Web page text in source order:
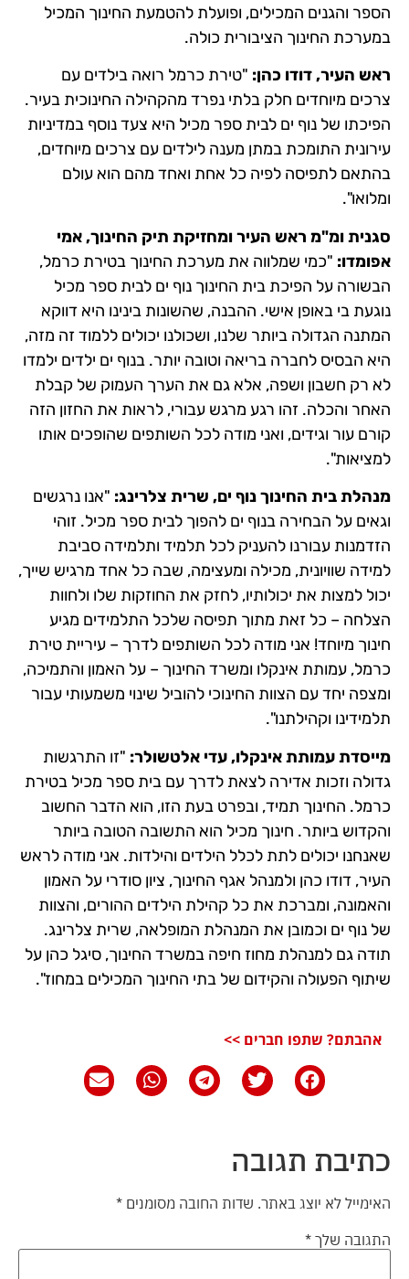
הספר והגנים המכילים, ופועלת להטמעת החינוך המכיל
במערכת החינוך הציבורית כולה.
ראש העיר, דודו כהן: "טירת כרמל רואה בילדים עם
צרכים מיוחדים חלק בלתי נפרד מהקהילה החינוכית בעיר.
הפיכתו של נוף ים לבית ספר מכיל היא צעד נוסף במדיניות
עירונית התומכת במתן מענה לילדים עם צרכים מיוחדים,
בהתאם לתפיסה לפיה כל אחת ואחד מהם הוא עולם
ומלואו".
סגנית ומ"מ ראש העיר ומחזיקת תיק החינוך, אמי
אפומדו: "כמי שמלווה את מערכת החינוך בטירת כרמל,
הבשורה על הפיכת בית החינוך נוף ים לבית ספר מכיל
נוגעת בי באופן אישי. ההבנה, שהשונות בינינו היא דווקא
המתנה הגדולה ביותר שלנו, ושכולנו יכולים ללמוד זה מזה,
היא הבסיס לחברה בריאה וטובה יותר. בנוף ים ילדים ילמדו
לא רק חשבון ושפה, אלא גם את הערך העמוק של קבלת
האחר והכלה. זהו רגע מרגש עבורי, לראות את החזון הזה
קורם עור וגידים, ואני מודה לכל השותפים שהופכים אותו
למציאות".
מנהלת בית החינוך נוף ים, שרית צלרינג: "אנו נרגשים
וגאים על הבחירה בנוף ים להפוך לבית ספר מכיל. זוהי
הזדמנות עבורנו להעניק לכל תלמיד ותלמידה סביבת
למידה שוויונית, מכילה ומעצימה, שבה כל אחד מרגיש שייך,
יכול למצות את יכולותיו, לחזק את החוזקות שלו ולחוות
הצלחה – כל זאת מתוך תפיסה שלכל התלמידים מגיע
חינוך מיוחד! אני מודה לכל השותפים לדרך – עיריית טירת
כרמל, עמותת אינקלו ומשרד החינוך – על האמון והתמיכה,
ומצפה יחד עם הצוות החינוכי להוביל שינוי משמעותי עבור
תלמידינו וקהילתנו".
מייסדת עמותת אינקלו, עדי אלטשולר: "זו התרגשות
גדולה וזכות אדירה לצאת לדרך עם בית ספר מכיל בטירת
כרמל. החינוך תמיד, ובפרט בעת הזו, הוא הדבר החשוב
והקדוש ביותר. חינוך מכיל הוא התשובה הטובה ביותר
שאנחנו יכולים לתת לכלל הילדים והילדות. אני מודה לראש
העיר, דודו כהן ולמנהל אגף החינוך, ציון סודרי על האמון
והאמונה, ומברכת את כל קהילת הילדים ההורים, והצוות
של נוף ים וכמובן את המנהלת המופלאה, שרית צלרינג.
תודה גם למנהלת מחוז חיפה במשרד החינוך, סיגל כהן על
שיתוף הפעולה והקידום של בתי החינוך המכילים במחוז".
אהבתם? שתפו חברים >>
כתיבת תגובה
האימייל לא יוצג באתר. שדות החובה מסומנים *
התגובה שלך *